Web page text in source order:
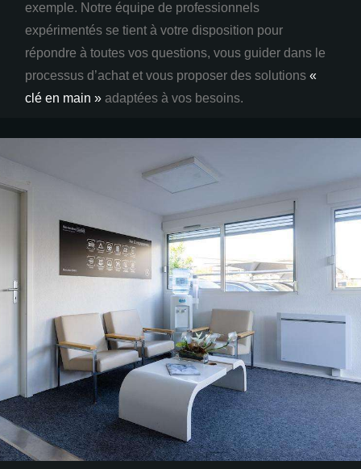
exemple. Notre équipe de professionnels
expérimentés se tient à votre disposition pour
répondre à toutes vos questions, vous guider dans le
processus d’achat et vous proposer des solutions«
clé en main » adaptées à vos besoins.